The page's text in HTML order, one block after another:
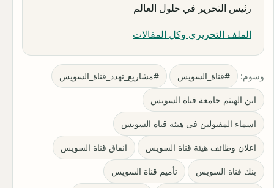
رئيس التحرير في حلول العالم
الملف التحريري وكل المقالات
وسوم: #قناة_السويس #مشاريع_تهدد_قناة_السويس
ابن الهيثم جامعة قناة السويس
اسماء المقبولين فى هيئة قناة السويس
اعلان وظائف هيئة قناة السويس انفاق قناة السويس
بنك قناة السويس تأميم قناة السويس